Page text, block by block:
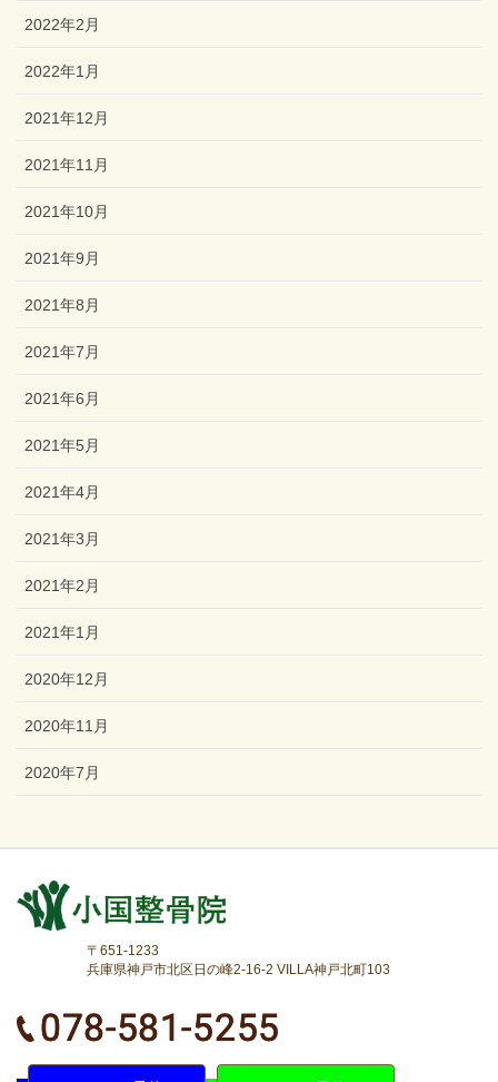
2022年2月
2022年1月
2021年12月
2021年11月
2021年10月
2021年9月
2021年8月
2021年7月
2021年6月
2021年5月
2021年4月
2021年3月
2021年2月
2021年1月
2020年12月
2020年11月
2020年7月
〒651-1233
兵庫県神戸市北区日の峰2-16-2 VILLA神戸北町103